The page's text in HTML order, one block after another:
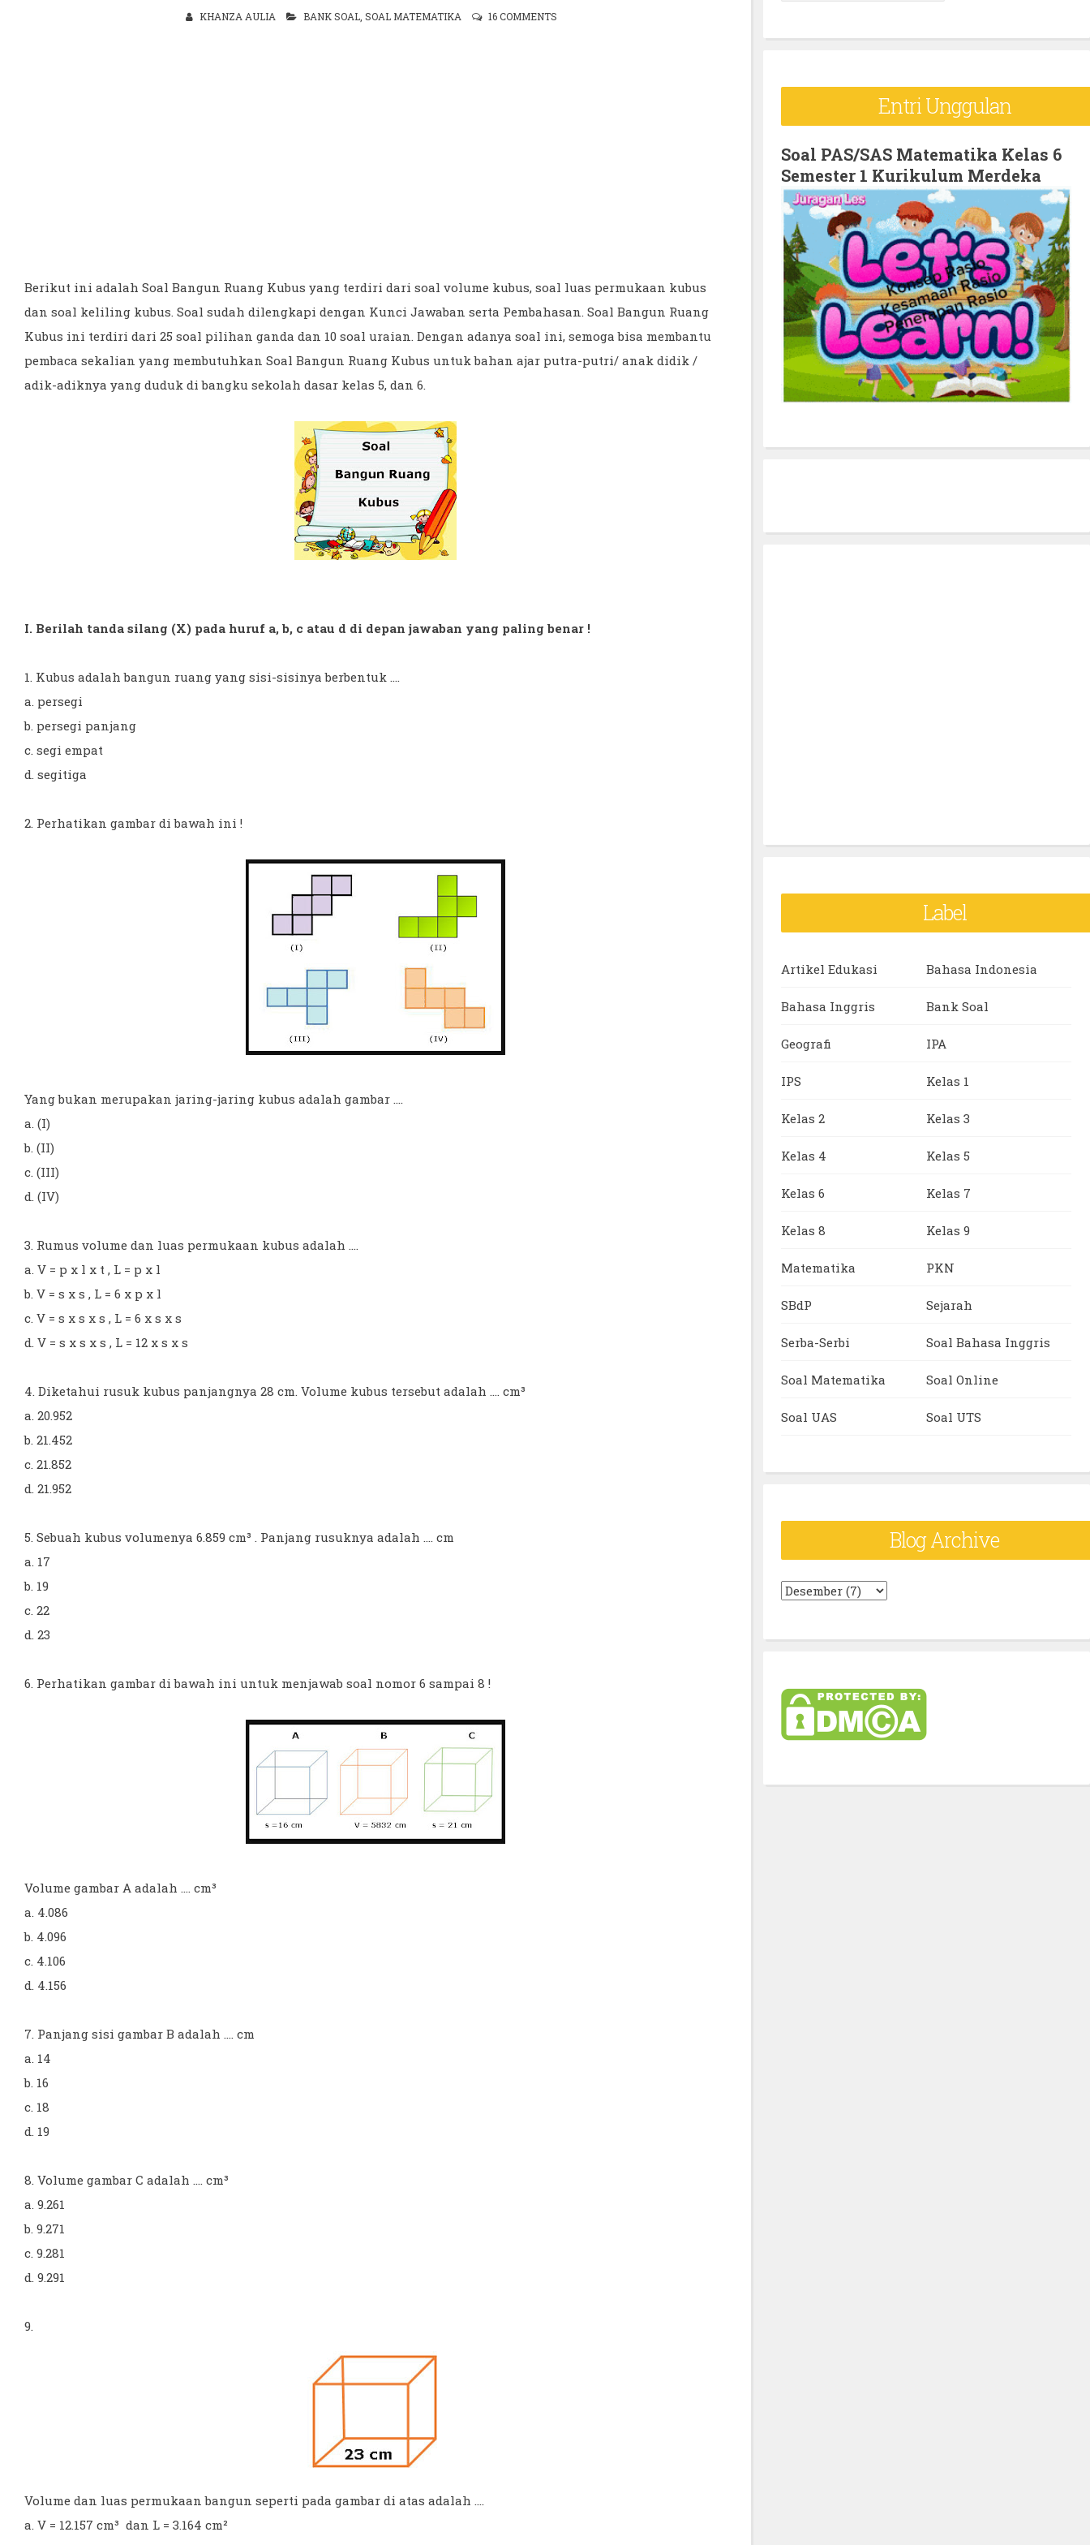
KHANZA AULIA BANK SOAL, SOAL MATEMATIKA 16 COMMENTS
Berikut ini adalah Soal Bangun Ruang Kubus yang terdiri dari soal volume kubus, soal luas permukaan kubus
dan soal keliling kubus. Soal sudah dilengkapi dengan Kunci Jawaban serta Pembahasan. Soal Bangun Ruang
Kubus ini terdiri dari 25 soal pilihan ganda dan 10 soal uraian. Dengan adanya soal ini, semoga bisa membantu
pembaca sekalian yang membutuhkan Soal Bangun Ruang Kubus untuk bahan ajar putra-putri/ anak didik /
adik-adiknya yang duduk di bangku sekolah dasar kelas 5, dan 6.
I. Berilah tanda silang (X) pada huruf a, b, c atau d di depan jawaban yang paling benar !
1. Kubus adalah bangun ruang yang sisi-sisinya berbentuk ....
a. persegi
b. persegi panjang
c. segi empat
d. segitiga
2. Perhatikan gambar di bawah ini !
Yang bukan merupakan jaring-jaring kubus adalah gambar ....
a. (I)
b. (II)
c. (III)
d. (IV)
3. Rumus volume dan luas permukaan kubus adalah ....
a. V = p x l x t , L = p x l
b. V = s x s , L = 6 x p x l
c. V = s x s x s , L = 6 x s x s
d. V = s x s x s , L = 12 x s x s
4. Diketahui rusuk kubus panjangnya 28 cm. Volume kubus tersebut adalah .... cm³
a. 20.952
b. 21.452
c. 21.852
d. 21.952
5. Sebuah kubus volumenya 6.859 cm³ . Panjang rusuknya adalah .... cm
a. 17
b. 19
c. 22
d. 23
6. Perhatikan gambar di bawah ini untuk menjawab soal nomor 6 sampai 8 !
Volume gambar A adalah .... cm³
a. 4.086
b. 4.096
c. 4.106
d. 4.156
7. Panjang sisi gambar B adalah .... cm
a. 14
b. 16
c. 18
d. 19
8. Volume gambar C adalah .... cm³
a. 9.261
b. 9.271
c. 9.281
d. 9.291
9.
Volume dan luas permukaan bangun seperti pada gambar di atas adalah ....
a. V = 12.157 cm³ dan L = 3.164 cm²
e
f
o
r
:
Entri Unggulan
Soal PAS/SAS Matematika Kelas 6
Semester 1 Kurikulum Merdeka
Label
Artikel Edukasi Bahasa Indonesia
Bahasa Inggris Bank Soal
Geografi IPA
IPS Kelas 1
Kelas 2 Kelas 3
Kelas 4 Kelas 5
Kelas 6 Kelas 7
Kelas 8 Kelas 9
Matematika PKN
SBdP Sejarah
Serba-Serbi Soal Bahasa Inggris
Soal Matematika Soal Online
Soal UAS Soal UTS
Blog Archive